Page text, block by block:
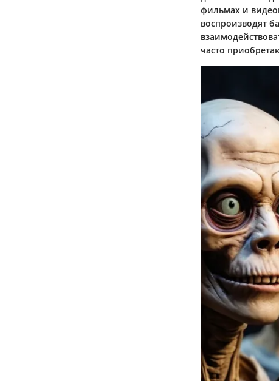
фильмах и
воспроизводят
часто